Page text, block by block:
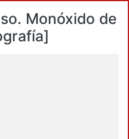
Monóxido de